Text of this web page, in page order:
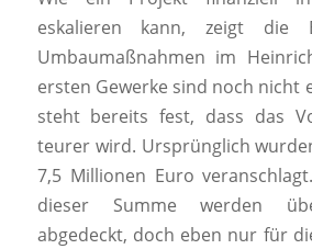
eskalieren kann, zeigt die
Umbaumaßnahmen im
ersten Gewerke sind noch nicht
steht bereits fest, dass das
teurer wird. Ursprünglich
7,5 Millionen Euro
dieser Summe werden
abgedeckt, doch eben nur für